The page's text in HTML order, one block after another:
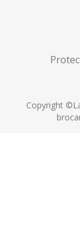
Copyright